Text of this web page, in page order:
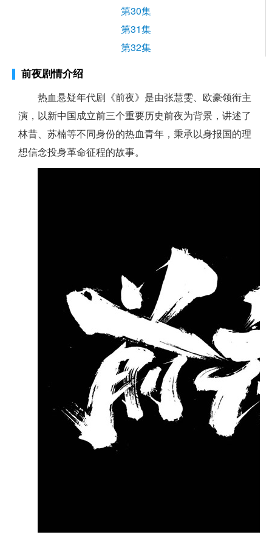
第30集
第31集
第32集
前夜剧情介绍
热血悬疑年代剧《前夜》是由张慧雯、欧豪领衔主
演，以新中国成立前三个重要历史前夜为背景，讲述了
林昔、苏楠等不同身份的热血青年，秉承以身报国的理
想信念投身革命征程的故事。